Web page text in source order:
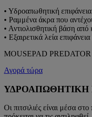
• Υδροαπωθητική επιφάνεια
• Ραμμένα άκρα που
• Αντιολισθητική βάση
• Εξαιρετικά λεία
MOUSEPAD
Αγορά τώρα
ΥΔΡΟΑΠΩΘΗΤΙΚΗ
Οι πιτσιλιές είναι μέσα